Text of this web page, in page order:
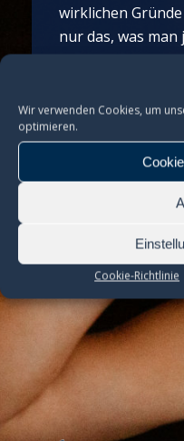
Wir verwenden Cookies, um
optimieren.
Cookie-Richtlinie
wirklichen
nur das, was
Wir schauen